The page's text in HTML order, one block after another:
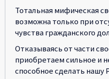
Тотальная мифическая
возможна только при
чувства гражданского
Отказываясь от части
приобретаем сильное и
способное сделать